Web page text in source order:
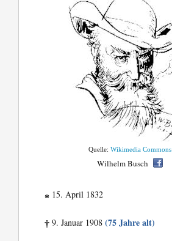
Quelle:Wikimedia Commons
Wilhelm Busch
* 15. April 1832
† 9. Januar 1908(75 Jahre alt)